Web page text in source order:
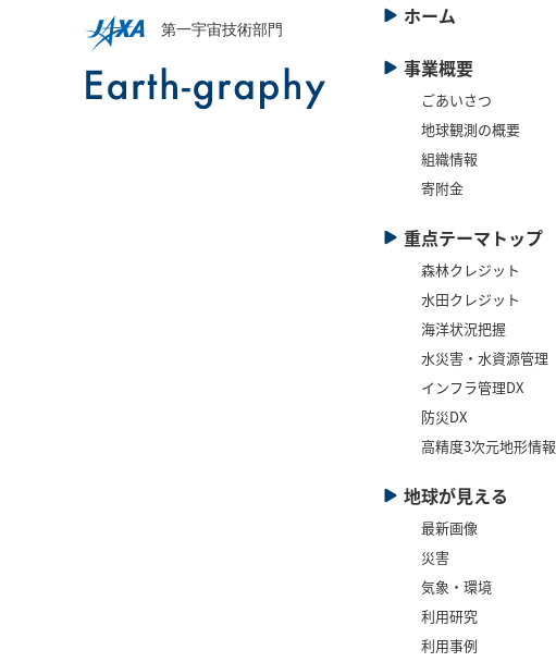
ホーム
事業概要
ごあいさつ
地球観測の概要
組織情報
寄附金
重点テーマトップ
森林クレジット
水田クレジット
海洋状況把握
水災害・水資源管理
インフラ管理DX
防災DX
高精度3次元地形情報
地球が見える
最新画像
災害
気象・環境
利用研究
利用事例